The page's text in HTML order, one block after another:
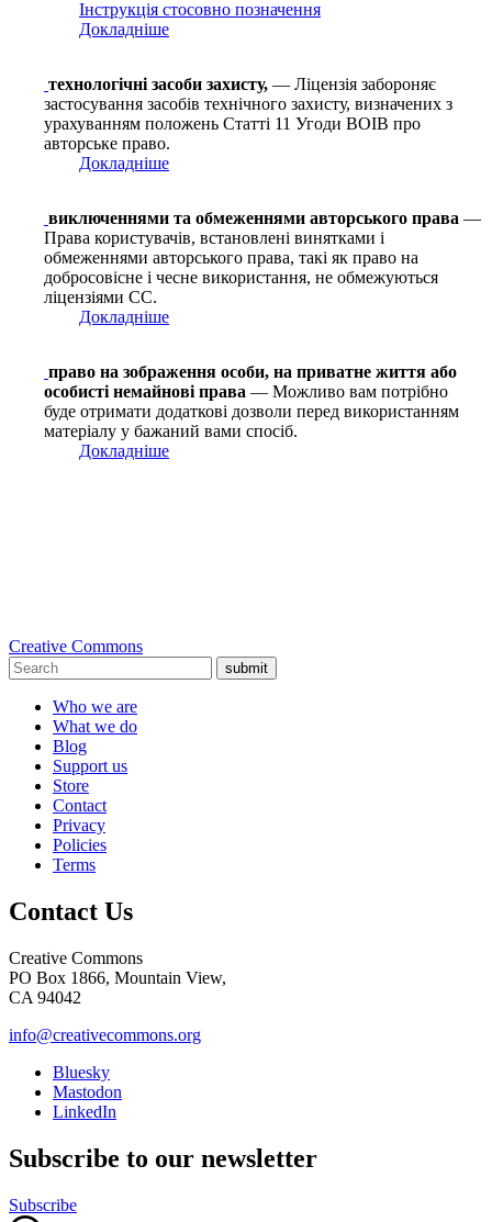
Інструкція стосовно позначення
Докладніше
технологічні засоби захисту, — Ліцензія забороняє
застосування засобів технічного захисту, визначених з
урахуванням положень Статті 11 Угоди ВОІВ про
авторське право.
Докладніше
виключеннями та обмеженнями авторського права —
Права користувачів, встановлені винятками і
обмеженнями авторського права, такі як право на
добросовісне і чесне використання, не обмежуються
ліцензіями СС.
Докладніше
право на зображення особи, на приватне життя або
особисті немайнові права — Можливо вам потрібно
буде отримати додаткові дозволи перед використанням
матеріалу у бажаний вами спосіб.
Докладніше
Creative Commons
submit
Who we are
What we do
Blog
Support us
Store
Contact
Privacy
Policies
Terms
Contact Us
Creative Commons
PO Box 1866, Mountain View,
CA 94042
info@creativecommons.org
Bluesky
Mastodon
LinkedIn
Subscribe to our newsletter
Subscribe